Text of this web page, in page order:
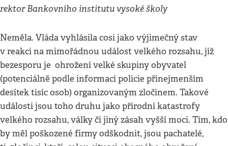
rektor Bankovního institutu vysoké školy
Neměla. Vláda vyhlásila cosi jako výjimečný stav
v reakci na mimořádnou událost velkého rozsahu, jíž
bezesporu je ohrožení velké skupiny obyvatel
(potenciálně podle informací policie přinejmenším
desítek tisíc osob) organizovaným zločinem. Takové
události jsou toho druhu jako přírodní katastrofy
velkého rozsahu, války či jiný zásah vyšší moci. Tím, kdo
by měl poškozené firmy odškodnit, jsou pachatelé,